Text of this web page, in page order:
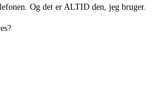
Og det er ALTID den, jeg bruger.